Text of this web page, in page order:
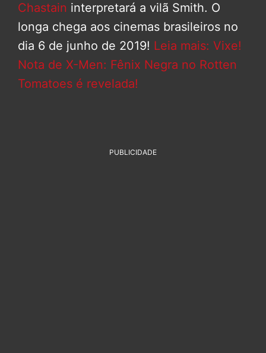
Chastain interpretará a vilã Smith. O
longa chega aos cinemas brasileiros no
dia 6 de junho de 2019! Leia mais: Vixe!
Nota de X-Men: Fênix Negra no Rotten
Tomatoes é revelada!
PUBLICIDADE